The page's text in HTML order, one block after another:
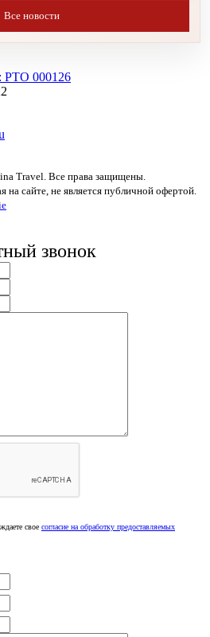
Все новости
000126
Travel. Все права защищены.
на сайте, не является публичной офертой.
звонок
свое согласие на обработку предоставляемых